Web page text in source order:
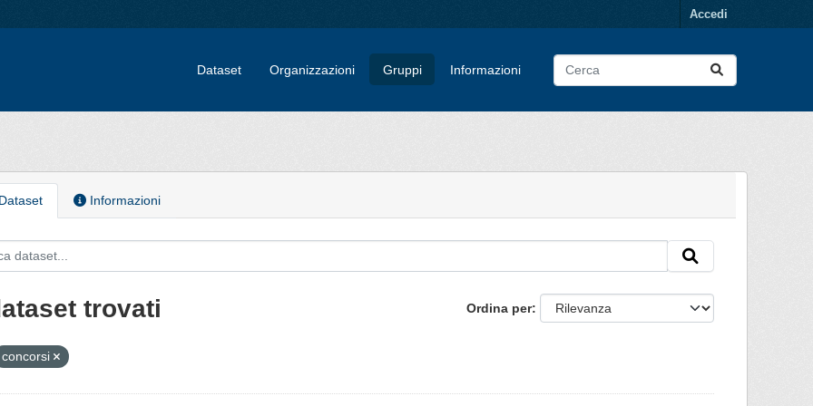
Accedi
Dataset Organizzazioni Gruppi Informazioni
Informazioni
Ordina per
trovati
concorsi